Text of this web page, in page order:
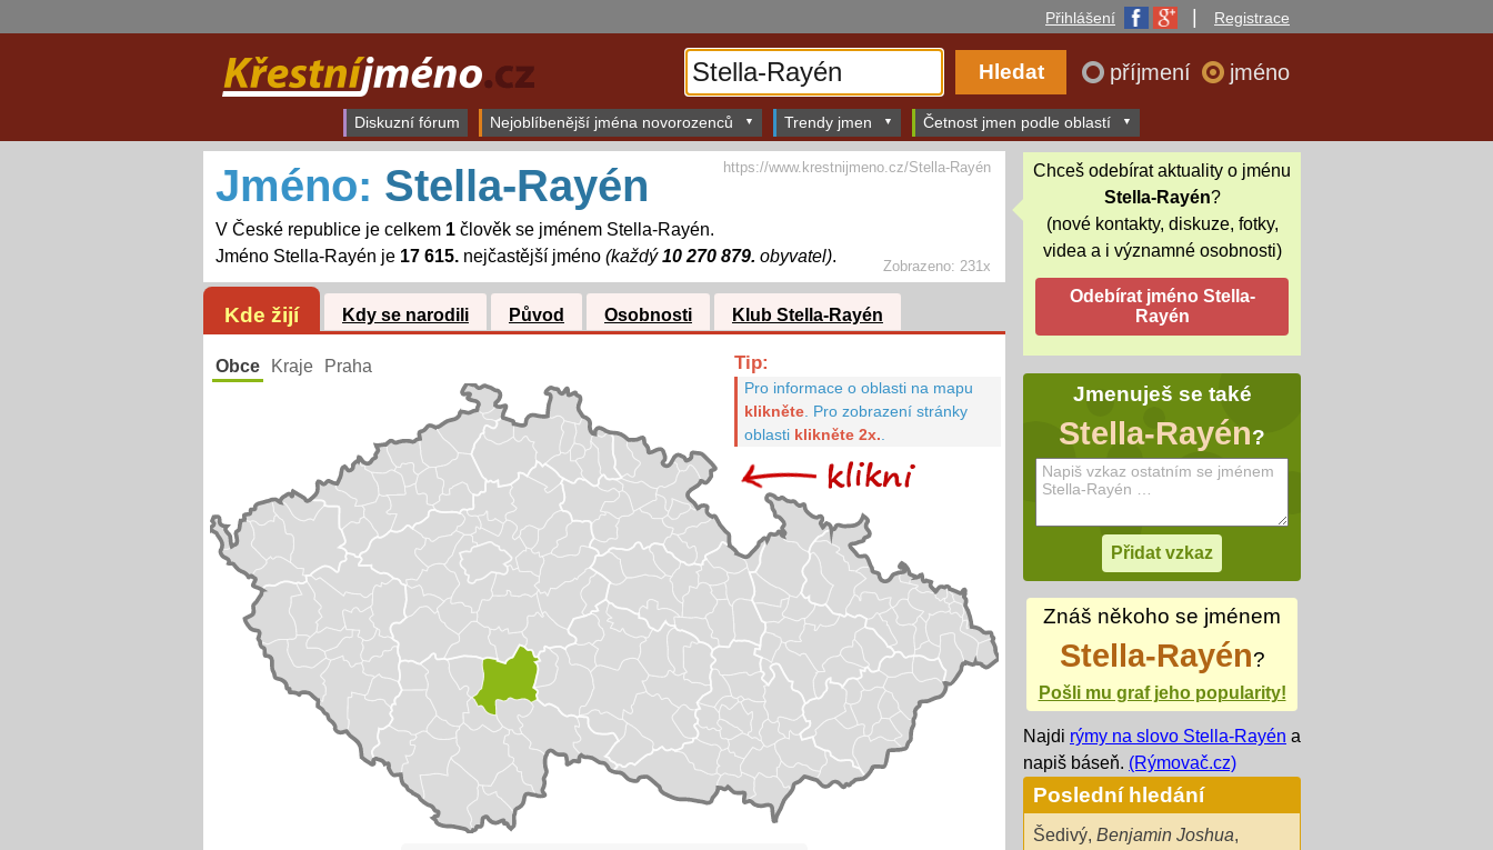
Přihlášení Registrace
příjmení jméno
Diskuzní fórum Nejoblíbenější jména novorozenců Trendy jmen Četnost jmen podle oblastí
Zobrazeno: 231x
Jméno: Stella-Rayén
V České republice je celkem 1člověk se jménem Stella-Rayén.
Jméno Stella-Rayén je 17 615.nejčastější jméno (každý10 270 879. obyvatel).
https://www.krestnijmeno.cz/Stella-Rayén
Kde žijí Kdy se narodili Původ Osobnosti Klub Stella-Rayén
Obce Kraje Praha Tip:
Pro informace o oblasti na mapu
klikněte. Pro zobrazení stránky
oblasti klikněte 2x.
Chceš odebírat aktuality o jménu
Stella-Rayén?
(nové kontakty, diskuze, fotky,
videa a i významné osobnosti)
Jmenuješ se také
Stella-Rayén?
Znáš někoho se jménem
Stella-Rayén?
Pošli mu graf jeho popularity!
Najdi rýmy na slovo Stella-Rayén a
napiš báseň. (Rýmovač.cz)
Poslední hledání
Šedivý, Benjamin Joshua,